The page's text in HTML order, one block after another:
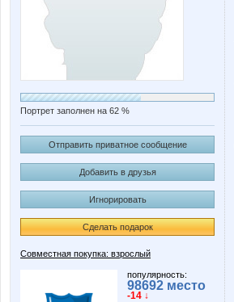
Портрет заполнен на 62 %
Отправить приватное сообщение
Добавить в друзья
Игнорировать
Сделать подарок
Совместная покупка: взрослый
популярность:
98692 место
-14 ↓